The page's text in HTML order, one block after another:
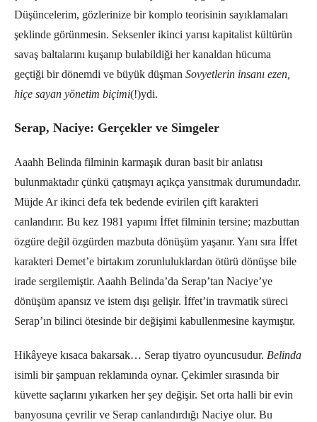
Düşüncelerim, gözlerinize bir komplo teorisinin sayıklamaları
şeklinde görünmesin. Seksenler ikinci yarısı kapitalist kültürün
savaş baltalarını kuşanıp bulabildiği her kanaldan hücuma
geçtiği bir dönemdi ve büyük düşman Sovyetlerin insanı ezen,
hiçe sayan yönetim biçimi(!)ydi.
Serap, Naciye: Gerçekler ve Simgeler
Aaahh Belinda filminin karmaşık duran basit bir anlatısı
bulunmaktadır çünkü çatışmayı açıkça yansıtmak durumundadır.
Müjde Ar ikinci defa tek bedende evirilen çift karakteri
canlandırır. Bu kez 1981 yapımı İffet filminin tersine; mazbuttan
özgüre değil özgürden mazbuta dönüşüm yaşanır. Yanı sıra İffet
karakteri Demet’e birtakım zorunluluklardan ötürü dönüşse bile
irade sergilemiştir. Aaahh Belinda’da Serap’tan Naciye’ye
dönüşüm apansız ve istem dışı gelişir. İffet’in travmatik süreci
Serap’ın bilinci ötesinde bir değişimi kabullenmesine kaymıştır.
Hikâyeye kısaca bakarsak… Serap tiyatro oyuncusudur. Belinda
isimli bir şampuan reklamında oynar. Çekimler sırasında bir
küvette saçlarını yıkarken her şey değişir. Set orta halli bir evin
banyosuna çevrilir ve Serap canlandırdığı Naciye olur. Bu